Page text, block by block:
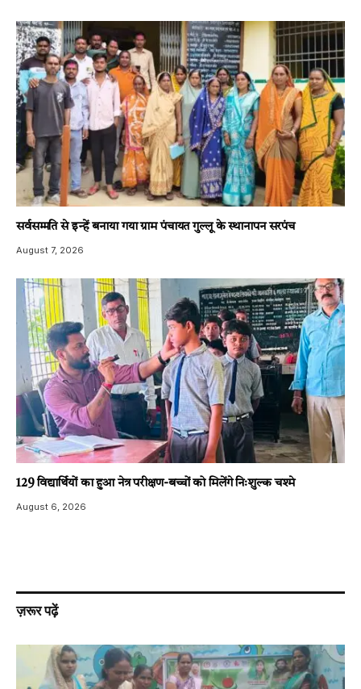
सर्वसम्मति से इन्हें बनाया गया ग्राम पंचायत गुल्लू के स्थानापन सरपंच
August 7, 2026
129 विद्यार्थियों का हुआ नेत्र परीक्षण-बच्चों को मिलेंगे निःशुल्क चश्मे
August 6, 2026
ज़रूर पढ़ें